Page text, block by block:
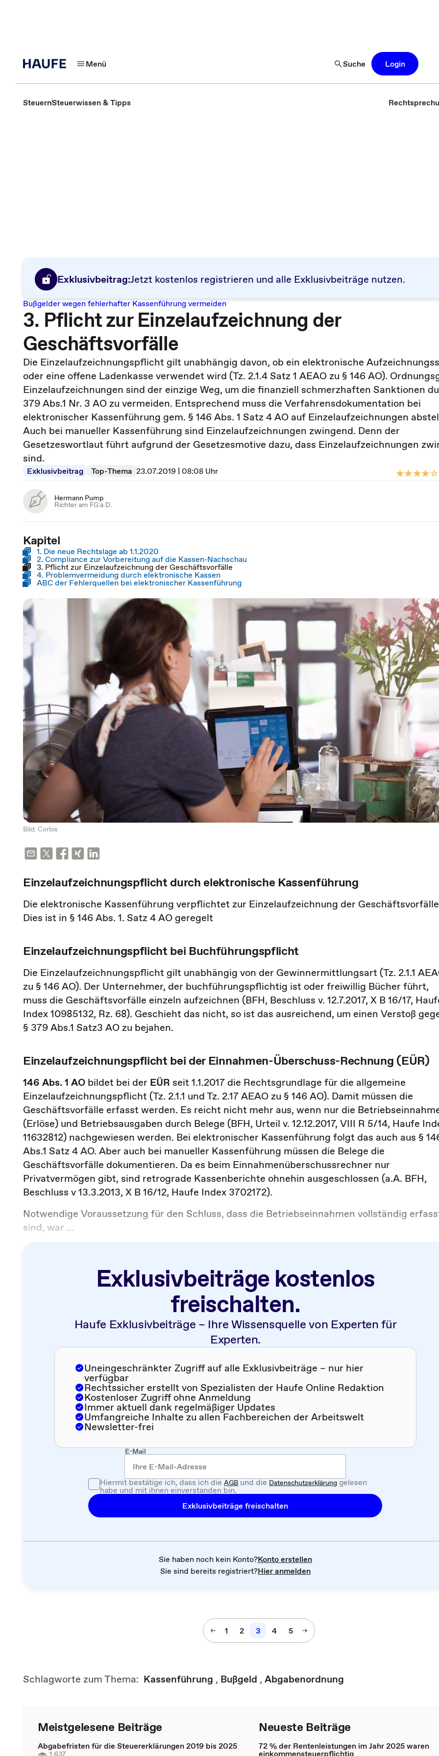
Menü Suche Login
SteuernSteuerwissen & Tipps
Exklusivbeitrag:Jetzt kostenlos registrieren und alle Exklusivbeiträge nutzen.
Bußgelder wegen fehlerhafter Kassenführung vermeiden
3. Pflicht zur Einzelaufzeichnung der
Geschäftsvorfälle
Die Einzelaufzeichnungspflicht gilt unabhängig davon, ob ein elektronische
oder eine offene Ladenkasse verwendet wird (Tz. 2.1.4 Satz 1 AEAO zu § 146 AO).
Einzelaufzeichnungen sind der einzige Weg, um die finanziell schmerzhaften Sanktionen
379 Abs.1 Nr. 3 AO zu vermeiden. Entsprechend muss die Verfahrensdokumentation bei
elektronischer Kassenführung gem. § 146 Abs. 1 Satz 4 AO auf Einzelaufzeichnungen
Auch bei manueller Kassenführung sind Einzelaufzeichnungen zwingend. Denn der
Gesetzeswortlaut führt aufgrund der Gesetzesmotive dazu, dass Einzelaufzeichnungen
sind.
Exklusivbeitrag Top-Thema 23.07.2019 | 08:08 Uhr
Hermann Pump
Richter am FG a.D.
Kapitel
1. Die neue Rechtslage ab 1.1.2020
2. Compliance zur Vorbereitung auf die Kassen-Nachschau
3. Pflicht zur Einzelaufzeichnung der Geschäftsvorfälle
4. Problemvermeidung durch elektronische Kassen
ABC der Fehlerquellen bei elektronischer Kassenführung
Bild: Corbis
Einzelaufzeichnungspflicht durch elektronische Kassenführung
Die elektronische Kassenführung verpflichtet zur Einzelaufzeichnung der
Dies ist in § 146 Abs. 1. Satz 4 AO geregelt
Einzelaufzeichnungspflicht bei Buchführungspflicht
Die Einzelaufzeichnungspflicht gilt unabhängig von der Gewinnermittlungsart (Tz. 2.1.1
zu § 146 AO). Der Unternehmer, der buchführungspflichtig ist oder freiwillig Bücher führt,
muss die Geschäftsvorfälle einzeln aufzeichnen (BFH, Beschluss v. 12.7.2017, X B 16/17,
Index 10985132, Rz. 68). Geschieht das nicht, so ist das ausreichend, um einen Verstoß
§ 379 Abs.1 Satz3 AO zu bejahen.
Einzelaufzeichnungspflicht bei der Einnahmen-Überschuss-Rechnung (EÜR)
146 Abs. 1 AO bildet bei der EÜR seit 1.1.2017 die Rechtsgrundlage für die allgemeine
Einzelaufzeichnungspflicht (Tz. 2.1.1 und Tz. 2.17 AEAO zu § 146 AO). Damit müssen die
Geschäftsvorfälle erfasst werden. Es reicht nicht mehr aus, wenn nur die
(Erlöse) und Betriebsausgaben durch Belege (BFH, Urteil v. 12.12.2017, VIII R 5/14, Haufe
11632812) nachgewiesen werden. Bei elektronischer Kassenführung folgt das auch aus §
Abs.1 Satz 4 AO. Aber auch bei manueller Kassenführung müssen die Belege die
Geschäftsvorfälle dokumentieren. Da es beim Einnahmenüberschussrechner nur
Privatvermögen gibt, sind retrograde Kassenberichte ohnehin ausgeschlossen (a.A. BFH,
Beschluss v 13.3.2013, X B 16/12, Haufe Index 3702172).
Notwendige Voraussetzung für den Schluss, dass die Betriebseinnahmen vollständig
sind, war ...
Exklusivbeiträge kostenlos
freischalten.
Haufe Exklusivbeiträge – Ihre Wissensquelle von Experten für
Experten.
Uneingeschränkter Zugriff auf alle Exklusivbeiträge – nur hier
verfügbar
Rechtssicher erstellt von Spezialisten der Haufe Online Redaktion
Kostenloser Zugriff ohne Anmeldung
Immer aktuell dank regelmäßiger Updates
Umfangreiche Inhalte zu allen Fachbereichen der Arbeitswelt
Newsletter-frei
E-Mail
Hiermit bestätige ich, dass ich dieAGBund dieDatenschutzerklärunggelesen
habe und mit ihnen einverstanden bin.
Exklusivbeiträge freischalten
Sie haben noch kein Konto?Konto erstellen
Sie sind bereits registriert?Hier anmelden
1 2 3 4 5
Schlagworte zum Thema: Kassenführung , Bußgeld , Abgabenordnung
Meistgelesene Beiträge
Abgabefristen für die Steuererklärungen 2019 bis 2025
1.637
Neueste Beiträge
72 % der Rentenleistungen im Jahr 2025 waren
einkommensteuerpflichtig